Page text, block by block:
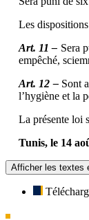
Les
Art. 11 – Sera
empêché,
Art. 12 – Sont
l’hygiène et la
La présente loi
Tunis, le 14
Afficher les textes